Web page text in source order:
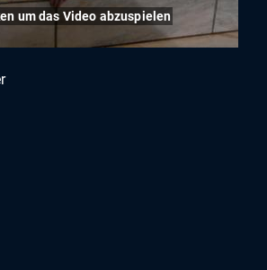
um das Video abzuspielen